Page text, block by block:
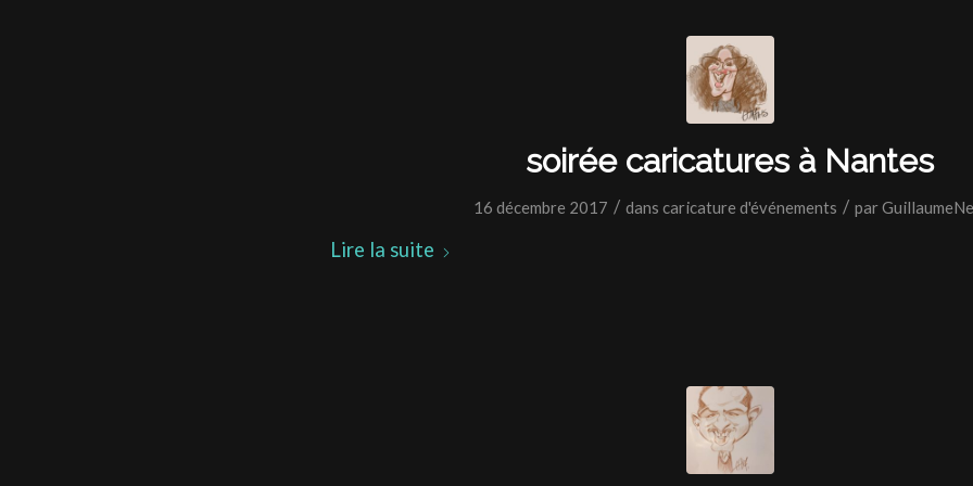
soirée caricatures à Nantes
16 décembre 2017 / dans caricature d'événements / par
Lire la suite